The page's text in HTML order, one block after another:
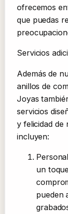
ofrecemos
que puedas
Servicios
Además de
anillos de
Joyas
servicios
y felicidad de
incluyen:
un
pueden